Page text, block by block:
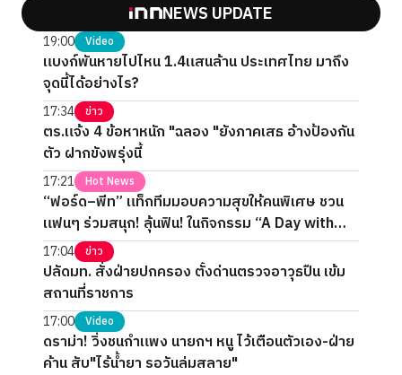
NEWS UPDATE
19:00 Video
แบงก์พันหายไปไหน 1.4แสนล้าน ประเทศไทย มาถึง
จุดนี้ได้อย่างไร?
17:34 ข่าว
ตร.แจ้ง 4 ข้อหาหนัก "ฉลอง "ยังภาคเสธ อ้างป้องกัน
ตัว ฝากขังพรุ่งนี้
17:21 Hot News
“ฟอร์ด–พีท” แท็กทีมมอบความสุขให้คนพิเศษ ชวน
แฟนๆ ร่วมสนุก! ลุ้นฟิน! ในกิจกรรม “A Day with
FORTPEAT Exclusive Fan Meet”
17:04 ข่าว
ปลัดมท. สั่งฝ่ายปกครอง ตั้งด่านตรวจอาวุธปืน เข้ม
สถานที่ราชการ
17:00 Video
ดราม่า! วิ่งชนกำแพง นายกฯ หนู ไว้เตือนตัวเอง-ฝ่าย
ค้าน สับ"ไร้น้ำยา รอวันล่มสลาย"